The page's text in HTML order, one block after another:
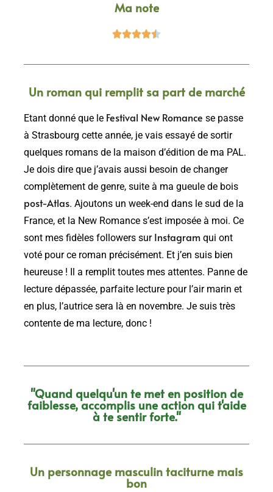
Ma note

Un roman qui remplit sa part de marché
Etant donné que le Festival New Romance se passe
à Strasbourg cette année, je vais essayé de sortir
quelques romans de la maison d’édition de ma PAL.
Je dois dire que j’avais aussi besoin de changer
complètement de genre, suite à ma gueule de bois
post-Atlas. Ajoutons un week-end dans le sud de la
France, et la New Romance s’est imposée à moi. Ce
sont mes fidèles followers sur Instagram qui ont
voté pour ce roman précisément. Et j’en suis bien
heureuse ! Il a remplit toutes mes attentes. Panne de
lecture dépassée, parfaite lecture pour l’air marin et
en plus, l’autrice sera là en novembre. Je suis très
contente de ma lecture, donc !
"Quand quelqu'un te met en position de
faiblesse, accomplis une action qui t'aide
à te sentir forte."
Un personnage masculin taciturne mais
bon